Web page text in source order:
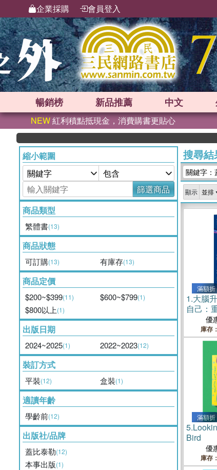
企業採購 會員登入
暢銷榜 新品推薦 中文
NEW紅利積點抵現金，消費購書更貼心
縮小範圍
篩選商品
商品類型
繁體書(13)
商品狀態
可訂購(13) 有庫存(13)
商品定價
$200~$399(11) $600~$799(1)
$800以上(1)
出版日期
2024~2025(1) 2022~2023(12)
裝訂方式
平裝(12) 盒裝(1)
適讀年齡
學齡前(12)
出版社/品牌
蓋比泰勒(12)
本事出版(1)
搜尋
關鍵字：
顯示
滿額折
1.大腦
自己：
神經，
活【全
優
庫存
滿額折
5.
Bird
優
庫存